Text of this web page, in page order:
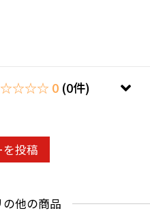
0 (0件)
を投稿
他の商品